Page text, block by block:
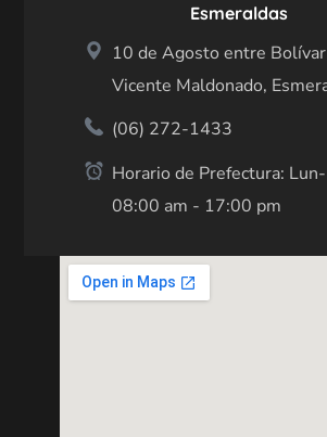
Esmeraldas
10 de Agosto entre
Vicente Maldonado,
(06) 272-1433
Horario de Prefectura:
08:00 am - 17:00 pm